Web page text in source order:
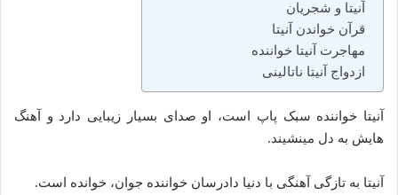
آنیتا و شجریان
قرآن خواندن آنیتا
مهاجرت آنیتا خواننده
ازدواج آنیتا ناتالینی
آنیتا خواننده سبک پاپ است، او صدای بسیار زیبایی دارد و آهنگ
هایش به دل مینشیند.
آنیتا به تازگی آهنگی با دنیا دادرسان خواننده جوان، خوانده است.